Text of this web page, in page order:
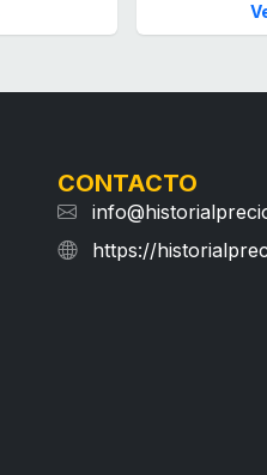
CONTACTO
https://